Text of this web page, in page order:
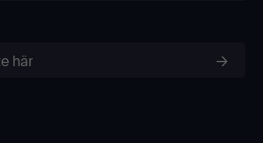
här